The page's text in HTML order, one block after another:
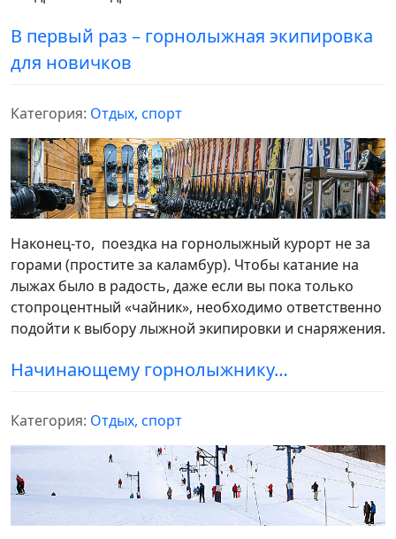
В первый раз – горнолыжная экипировка
для новичков
Категория: Отдых, спорт
Наконец-то, поездка на горнолыжный курорт не за
горами (простите за каламбур). Чтобы катание на
лыжах было в радость, даже если вы пока только
стопроцентный «чайник», необходимо ответственно
подойти к выбору лыжной экипировки и снаряжения.
Начинающему горнолыжнику…
Категория: Отдых, спорт